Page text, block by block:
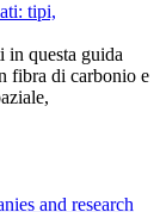
tipi,
in questa guida
fibra di carbonio e